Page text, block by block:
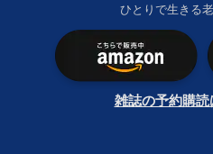
ひとりで生きる
雑誌の予約購